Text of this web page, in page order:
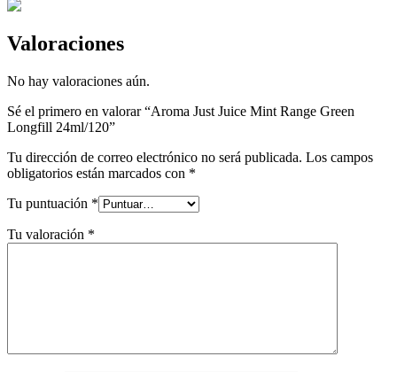
Valoraciones
No hay valoraciones aún.
Sé el primero en valorar “Aroma Just Juice Mint Range Green
Longfill 24ml/120”
Tu dirección de correo electrónico no será publicada. Los campos
obligatorios están marcados con *
Tu puntuación *
Tu valoración *